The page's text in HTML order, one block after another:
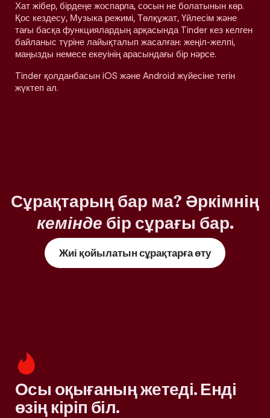
Хат жібер, бірдеңе жоспарла, сосын не болатынын көр.
Қос кездесу, Музыка режимі, Төлқұжат, Үйлесім және
тағы басқа функциялардың арқасында Tinder кез келген
байланыс түріне лайықталып жасалған: жеңіл-желпі,
маңызды немесе екеуінің арасындағы бір нәрсе.
Tinder қолданбасын iOS және Android жүйесіне тегін
жүктеп ал.
Сұрақтарың бар ма? Әркімнің
кемінде бір сұрағы бар.
Жиі қойылатын сұрақтарға өту
Осы оқығаның жетеді. Енді
өзің кіріп біл.